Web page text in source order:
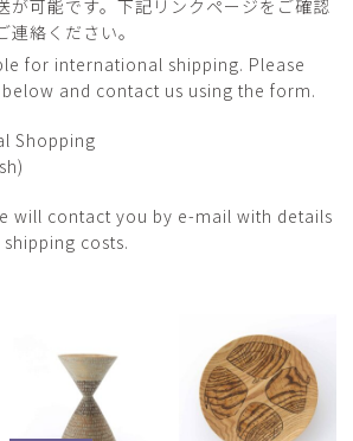
が可能です。下記リンクページをご確認
絡ください。
for international shipping. Please
and contact us using the form.
Shopping
will contact you by e-mail with details
costs.